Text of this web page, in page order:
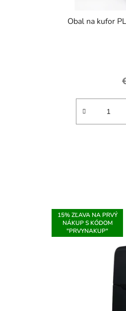
Obal na kufor
15% ZĽAVA NA PRVÝ
NÁKUP S KÓDOM
"PRVYNAKUP"